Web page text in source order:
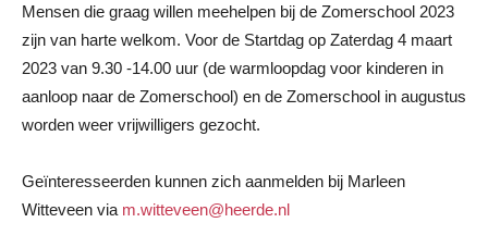
Mensen die graag willen meehelpen bij de Zomerschool 2023
zijn van harte welkom. Voor de Startdag op Zaterdag 4 maart
2023 van 9.30 -14.00 uur (de warmloopdag voor kinderen in
aanloop naar de Zomerschool) en de Zomerschool in augustus
worden weer vrijwilligers gezocht.
Geïnteresseerden kunnen zich aanmelden bij Marleen
Witteveen via m.witteveen@heerde.nl